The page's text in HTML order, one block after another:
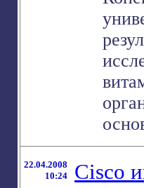
22.04.2008
10:24
Cisco